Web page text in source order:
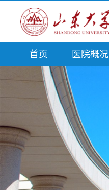
首页 医院概况